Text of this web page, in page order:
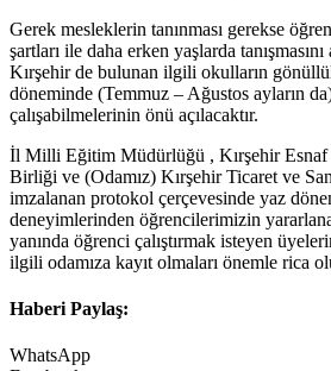
Gerek mesleklerin tanınması gerekse
şartları ile daha erken yaşlarda
Kırşehir de bulunan ilgili okulların
döneminde (Temmuz – Ağustos ayların
çalışabilmelerinin önü açılacaktır.
İl Milli Eğitim Müdürlüğü , Kırşehir Esnaf
Birliği ve (Odamız) Kırşehir Ticaret ve
imzalanan protokol çerçevesinde yaz
deneyimlerinden öğrencilerimizin
yanında öğrenci çalıştırmak isteyen
ilgili odamıza kayıt olmaları önemle rica
Haberi Paylaş:
WhatsApp